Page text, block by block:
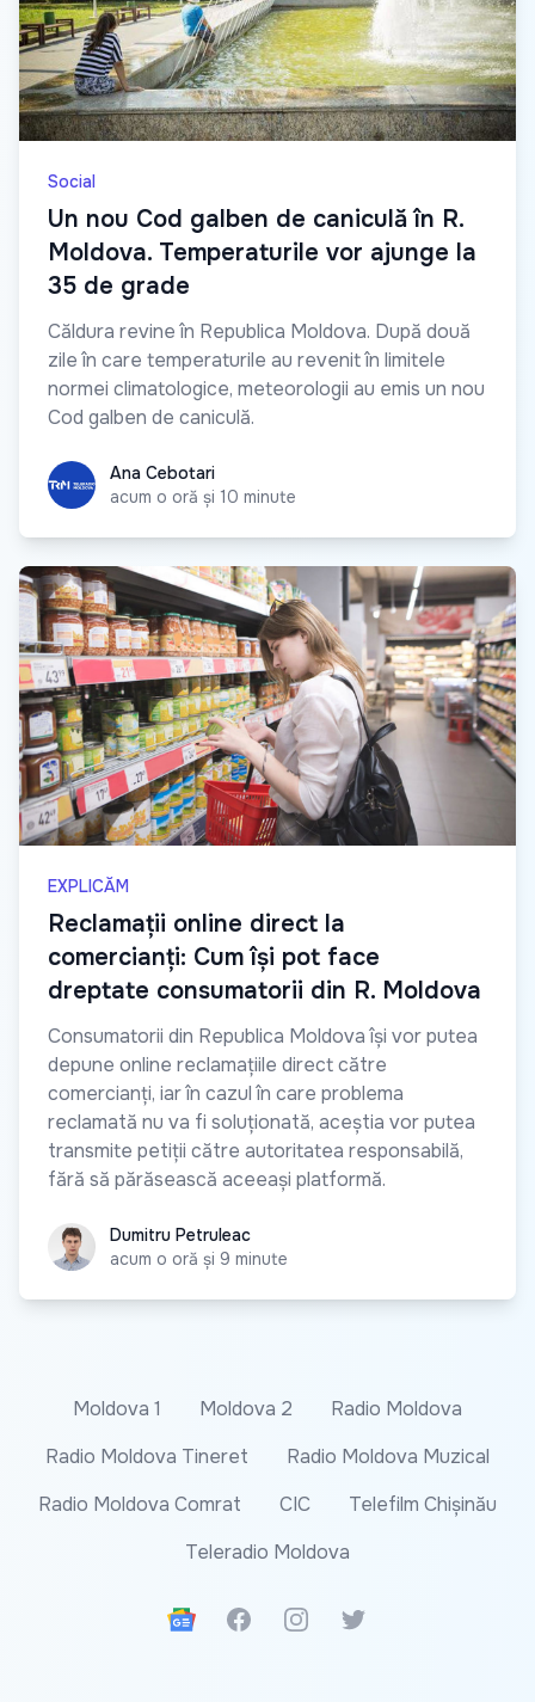
Social
Un nou Cod galben de caniculă în R.
Moldova. Temperaturile vor ajunge la
35 de grade
Căldura revine în Republica Moldova. După două
zile în care temperaturile au revenit în limitele
normei climatologice, meteorologii au emis un nou
Cod galben de caniculă.
Ana CebotariAna Cebotari
acum o oră și 10 minute
EXPLICĂM
Reclamații online direct la
comercianți: Cum își pot face
dreptate consumatorii din R. Moldova
Consumatorii din Republica Moldova își vor putea
depune online reclamațiile direct către
comercianți, iar în cazul în care problema
reclamată nu va fi soluționată, aceștia vor putea
transmite petiții către autoritatea responsabilă,
fără să părăsească aceeași platformă.
Dumitru Petruleac
Dumitru Petruleac
acum o oră și 9 minute
Moldova 1 Moldova 2
Radio Moldova
Radio Moldova Tineret
Radio Moldova Muzical
Radio Moldova Comrat
CIC
Telefilm Chișinău
Teleradio Moldova
Google News
FacebookInstagramTwitter